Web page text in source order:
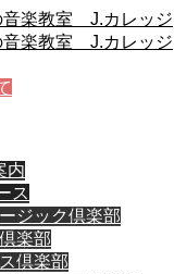
内
ス
ジック倶楽部
楽部
倶楽部